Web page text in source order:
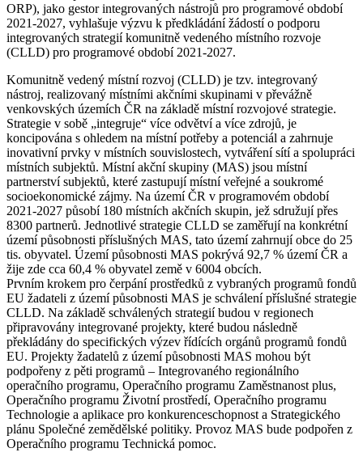
ORP), jako gestor integrovaných nástrojů pro programové období
2021-2027, vyhlašuje výzvu k předkládání žádostí o podporu
integrovaných strategií komunitně vedeného místního rozvoje
(CLLD) pro programové období 2021-2027.
Komunitně vedený místní rozvoj (CLLD) je tzv. integrovaný
nástroj, realizovaný místními akčními skupinami v převážně
venkovských územích ČR na základě místní rozvojové strategie.
Strategie v sobě „integruje“ více odvětví a více zdrojů, je
koncipována s ohledem na místní potřeby a potenciál a zahrnuje
inovativní prvky v místních souvislostech, vytváření sítí a spolupráci
místních subjektů. Místní akční skupiny (MAS) jsou místní
partnerství subjektů, které zastupují místní veřejné a soukromé
socioekonomické zájmy. Na území ČR v programovém období
2021-2027 působí 180 místních akčních skupin, jež sdružují přes
8300 partnerů. Jednotlivé strategie CLLD se zaměřují na konkrétní
území působnosti příslušných MAS, tato území zahrnují obce do 25
tis. obyvatel. Území působnosti MAS pokrývá 92,7 % území ČR a
žije zde cca 60,4 % obyvatel země v 6004 obcích.
Prvním krokem pro čerpání prostředků z vybraných programů fondů
EU žadateli z území působnosti MAS je schválení příslušné strategie
CLLD. Na základě schválených strategií budou v regionech
připravovány integrované projekty, které budou následně
překládány do specifických výzev řídících orgánů programů fondů
EU. Projekty žadatelů z území působnosti MAS mohou být
podpořeny z pěti programů – Integrovaného regionálního
operačního programu, Operačního programu Zaměstnanost plus,
Operačního programu Životní prostředí, Operačního programu
Technologie a aplikace pro konkurenceschopnost a Strategického
plánu Společné zemědělské politiky. Provoz MAS bude podpořen z
Operačního programu Technická pomoc.